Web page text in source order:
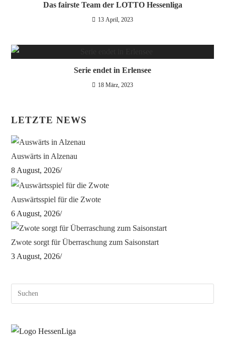
Das fairste Team der LOTTO Hessenliga
13 April, 2023
Serie endet in Erlensee
18 März, 2023
LETZTE NEWS
Auswärts in Alzenau
8 August, 2026/
Auswärtsspiel für die Zwote
6 August, 2026/
Zwote sorgt für Überraschung zum Saisonstart
3 August, 2026/